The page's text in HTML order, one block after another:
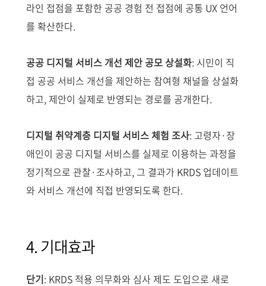
라인 접점을 포함한 공공 경험 전 접점에 공통 UX 언어
를 확산한다.
공공 디지털 서비스 개선 제안 공모 상설화: 시민이 직
접 공공 서비스 개선을 제안하는 참여형 채널을 상설화
하고, 제안이 실제로 반영되는 경로를 공개한다.
디지털 취약계층 디지털 서비스 체험 조사: 고령자·장
애인이 공공 디지털 서비스를 실제로 이용하는 과정을
정기적으로 관찰·조사하고, 그 결과가 KRDS 업데이트
와 서비스 개선에 직접 반영되도록 한다.
4. 기대효과
단기: KRDS 적용 의무화와 심사 제도 도입으로 새로